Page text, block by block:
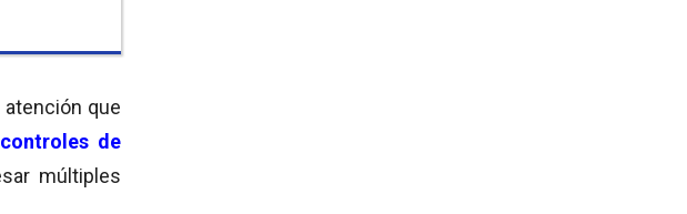
que
controles de
múltiples